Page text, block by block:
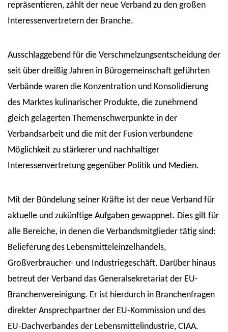
repräsentieren, zählt der neue Verband zu den großen
Interessenvertretern der Branche.
Ausschlaggebend für die Verschmelzungsentscheidung der
seit über dreißig Jahren in Bürogemeinschaft geführten
Verbände waren die Konzentration und Konsolidierung
des Marktes kulinarischer Produkte, die zunehmend
gleich gelagerten Themenschwerpunkte in der
Verbandsarbeit und die mit der Fusion verbundene
Möglichkeit zu stärkerer und nachhaltiger
Interessenvertretung gegenüber Politik und Medien.
Mit der Bündelung seiner Kräfte ist der neue Verband für
aktuelle und zukünftige Aufgaben gewappnet. Dies gilt für
alle Bereiche, in denen die Verbandsmitglieder tätig sind:
Belieferung des Lebensmitteleinzelhandels,
Großverbraucher- und Industriegeschäft. Darüber hinaus
betreut der Verband das Generalsekretariat der EU-
Branchenvereinigung. Er ist hierdurch in Branchenfragen
direkter Ansprechpartner der EU-Kommission und des
EU-Dachverbandes der Lebensmittelindustrie, CIAA.